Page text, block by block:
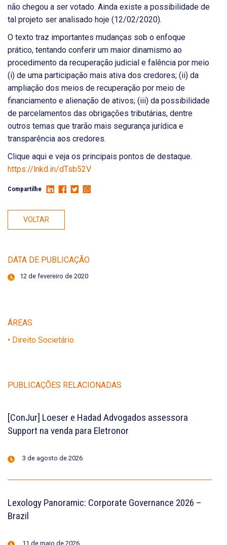
não chegou a ser votado. Ainda existe a possibilidade de
tal projeto ser analisado hoje (12/02/2020).
O texto traz importantes mudanças sob o enfoque
prático, tentando conferir um maior dinamismo ao
procedimento da recuperação judicial e falência por meio
(i) de uma participação mais ativa dos credores; (ii) da
ampliação dos meios de recuperação por meio de
financiamento e alienação de ativos; (iii) da possibilidade
de parcelamentos das obrigações tributárias, dentre
outros temas que trarão mais segurança jurídica e
transparência aos credores.
Clique aqui e veja os principais pontos de destaque.
https://lnkd.in/dTsb52V
Compartilhe
VOLTAR
DATA DE PUBLICAÇÃO
12 de fevereiro de 2020
ÁREAS
• Direito Societário
PUBLICAÇÕES RELACIONADAS
[ConJur] Loeser e Hadad Advogados assessora
Support na venda para Eletronor
3 de agosto de 2026
Lexology Panoramic: Corporate Governance 2026 –
Brazil
11 de maio de 2026